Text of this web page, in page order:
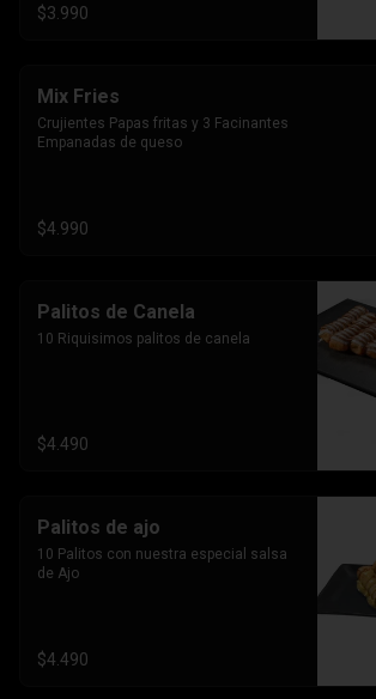
$3.990
Mix Fries
Crujientes Papas fritas y 3 Facinantes
Empanadas de queso
$4.990
Palitos de Canela
10 Riquisimos palitos de canela
$4.490
Palitos de ajo
10 Palitos con nuestra especial salsa
de Ajo
$4.490